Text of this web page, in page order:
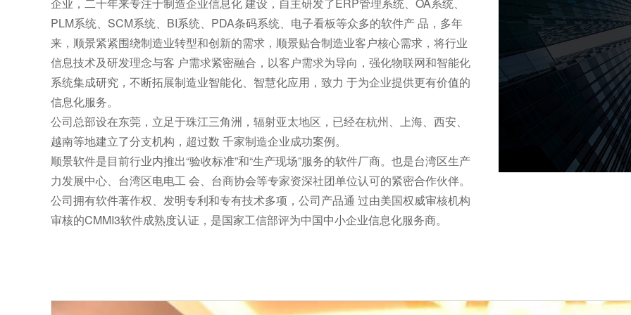
PLM系统、SCM系统、BI系统、PDA条码系统、电子看板等众多的软件产 品，多年
来，顺景紧紧围绕制造业转型和创新的需求，顺景贴合制造业客户核心需求，将行业
信息技术及研发理念与客 户需求紧密融合，以客户需求为导向，强化物联网和智能化
系统集成研究，不断拓展制造业智能化、智慧化应用，致力 于为企业提供更有价值的
信息化服务。
公司总部设在东莞，立足于珠江三角洲，辐射亚太地区，已经在杭州、上海、西安、
越南等地建立了分支机构，超过数 千家制造企业成功案例。
顺景软件是目前行业内推出“验收标准”和“生产现场”服务的软件厂商。也是台湾区生产
力发展中心、台湾区电电工 会、台商协会等专家资深社团单位认可的紧密合作伙伴。
公司拥有软件著作权、发明专利和专有技术多项，公司产品通 过由美国权威审核机构
审核的CMMI3软件成熟度认证，是国家工信部评为中国中小企业信息化服务商。